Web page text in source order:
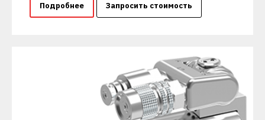
Подробнее Запросить стоимость